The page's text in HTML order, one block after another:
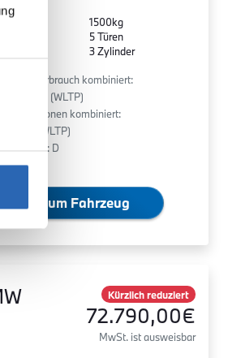
6
1500kg
5 Türen
3 Zylinder
kombiniert:
l/100km (WLTP)
-Emissionen kombiniert:
g/km (WLTP)
-Klasse: D
Zum Fahrzeug
Kürzlich reduziert
72.790,00€
MwSt. ist ausweisbar